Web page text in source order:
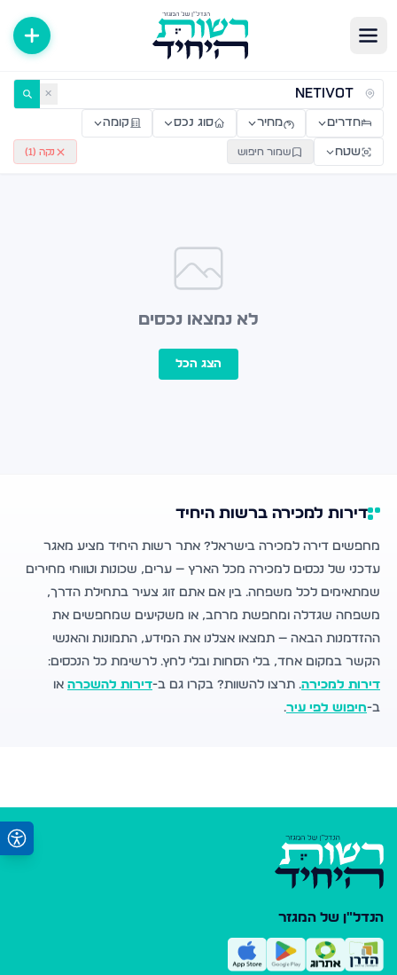
דירות למכירה ולהשכרה — רשות היחיד ✕
חדרים מחיר סוג נכס קומה
שטח שמור חיפוש נקה ( 1
)
לא נמצאו נכסים
הצג הכל
דירות למכירה ברשות היחיד
מחפשים דירה למכירה בישראל? אתר רשות היחיד מציע מאגר
עדכני של נכסים למכירה מכל הארץ — ערים, שכונות וטווחי מחירים
שמתאימים לכל משפחה. בין אם אתם זוג צעיר בתחילת הדרך,
משפחה שגדלה ומחפשת מרחב, או משקיעים שמחפשים את
ההזדמנות הבאה — תמצאו אצלנו את המידע, התמונות והאנשי
הקשר במקום אחד, בלי הסחות ובלי לחץ. לרשימת כל הנכסים:
דירות למכירה. תרצו להשוות? בקרו גם ב-דירות להשכרה או
ב-חיפוש לפי עיר.
הנדל"ן של המגזר